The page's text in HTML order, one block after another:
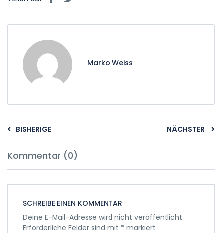
Marko Weiss
BISHERIGE NÄCHSTER
Kommentar (0)
SCHREIBE EINEN KOMMENTAR
Deine E-Mail-Adresse wird nicht veröffentlicht.
Erforderliche Felder sind mit * markiert